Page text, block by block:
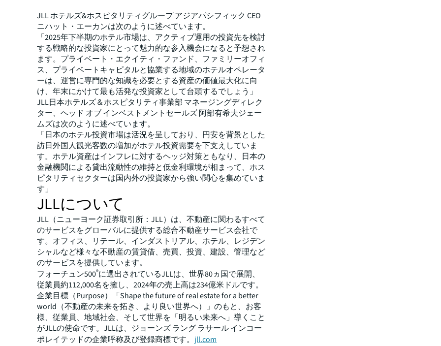
JLL ホテルズ&ホスピタリティグループ アジアパシフィック CEO
ニハット・エーカンは次のように述べています。
「2025年下半期のホテル市場は、アクティブ運用の投資先を検討
する戦略的な投資家にとって魅力的な参入機会になると予想され
ます。プライベート・エクイティ・ファンド、ファミリーオフィ
ス、プライベートキャピタルと協業する地域のホテルオペレータ
ーは、運営に専門的な知識を必要とする資産の価値最大化に向
け、年末にかけて最も活発な投資家として台頭するでしょう」
JLL日本ホテルズ＆ホスピタリティ事業部 マネージングディレク
ター、ヘッド オブ インベストメントセールズ 阿部有希夫ジェー
ムズは次のように述べています。
「日本のホテル投資市場は活況を呈しており、円安を背景とした
訪日外国人観光客数の増加がホテル投資需要を下支えしていま
す。ホテル資産はインフレに対するヘッジ対策ともなり、日本の
金融機関による貸出流動性の維持と低金利環境が相まって、ホス
ピタリティセクターは国内外の投資家から強い関心を集めていま
す」
JLLについて
JLL（ニューヨーク証券取引所：JLL）は、不動産に関わるすべて
のサービスをグローバルに提供する総合不動産サービス会社で
す。オフィス、リテール、インダストリアル、ホテル、レジデン
シャルなど様々な不動産の賃貸借、売買、投資、建設、管理など
のサービスを提供しています。
フォーチュン500®に選出されているJLLは、世界80ヵ国で展開、
従業員約112,000名を擁し、2024年の売上高は234億米ドルです。
企業目標（Purpose）「Shape the future of real estate for a better
world（不動産の未来を拓き、より良い世界へ）」のもと、お客
様、従業員、地域社会、そして世界を「明るい未来へ」導くこと
がJLLの使命です。JLLは、ジョーンズ ラング ラサール インコー
ポレイテッドの企業呼称及び登録商標です。 jll.com